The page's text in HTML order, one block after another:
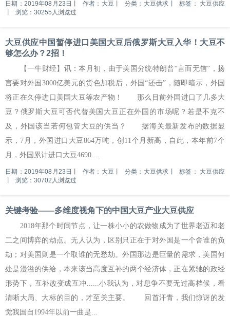
日期：2019年08月23日 作者：大豆 分类：大豆供求 标签： 大豆供应
浏览：30255人浏览过
大豆供应中国暂停进口美国大豆后俄罗斯大豆入华！大豆不
够怎么办？2招！
【一牛财经】讯：本月初，由于美国分统特朗普“言而无信”，扬
言要对外国3000亿美元的货色加税后，外国“还击”，随即暗示，外国
将正在久停进口美国大豆等农产物！ 那么目前外国进口了几多大
豆？俄罗斯大豆可否代替美国大豆正在外国的市场呢？若是不克不
及，外国该当若何包管大豆的供当？ 据海关最新发布的数据显
示，7月，外国进口大豆864万吨，创11个月新高，自此，本年前7个
月，外国累计进口大豆4690....
日期：2019年08月23日 作者：大豆 分类：大豆供求 标签： 大豆供应
浏览：30702人浏览过
关键考验——多维度视角下的中国大豆产业大豆供应
2018年那个时间节点，让一株小小的农做物成为了世界老迈和老
二之间博弈的劫点。无人认为，区别只正在于对外国是一个舍谁的负
劫；对美国则是一个取谁的无愁劫。外国那边是巨量的需求，美国何
处是漫溢的供给，本来该当高度互补的两个经济体，正在紧驰的政经
形势下，互补改变成互冲......小我认为，对息争不要无过高档候，看
清晰大局、大标的目的，才至关主要。 回首汗青，我们惊讶的发
觉我国自1994年以前一曲是...